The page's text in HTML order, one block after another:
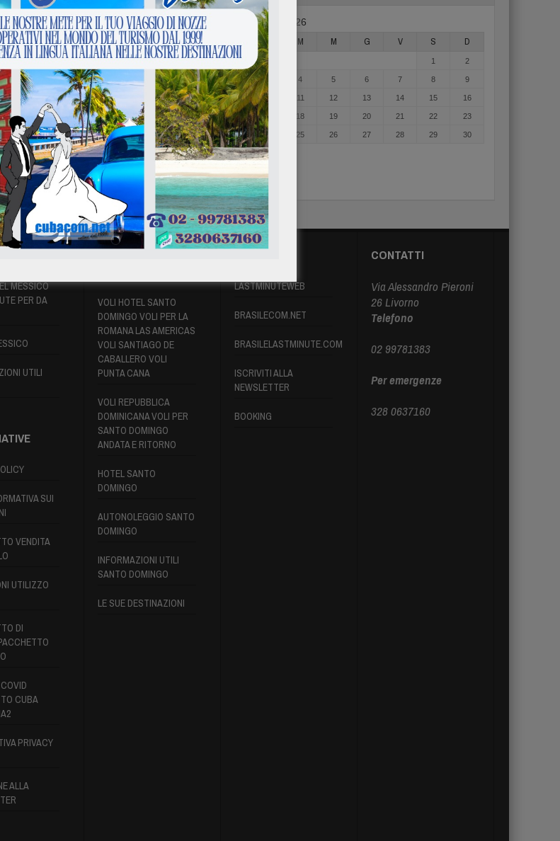
Agosto 2026
L M M G V S D
1 2
3 4 5 6 7 8 9
10 11 12 13 14 15 16
17 18 19 20 21 22 23
24 25 26 27 28 29 30
31
« Mag
MESSICO
PER DA
UTILI
SUI
VENDITA
UTILIZZO
DI
CUBA
PRIVACY
ALLA
VOLI SANTO
VOLI HOTEL SANTO
DOMINGO VOLI PER LA
ROMANA LAS AMERICAS
VOLI SANTIAGO DE
CABALLERO VOLI
PUNTA CANA
VOLI REPUBBLICA
DOMINICANA VOLI PER
SANTO DOMINGO
ANDATA E RITORNO
HOTEL SANTO
DOMINGO
AUTONOLEGGIO SANTO
DOMINGO
INFORMAZIONI UTILI
SANTO DOMINGO
LE SUE DESTINAZIONI
PARTNER
LASTMINUTEWEB
BRASILECOM.NET
BRASILELASTMINUTE.COM
ISCRIVITI ALLA
NEWSLETTER
BOOKING
CONTATTI
Via Alessandro Pieroni
26 Livorno
Telefono
02 99781383
Per emergenze
328 0637160